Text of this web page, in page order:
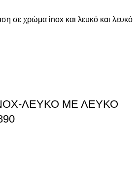
σε χρώμα inox και λευκό και λευκό
ΛΕΥΚΟ ΜΕ ΛΕΥΚΟ